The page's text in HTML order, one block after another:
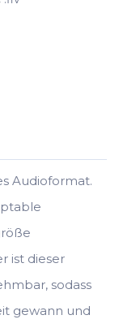
Audioformat.
ist dieser
sodass
gewann und